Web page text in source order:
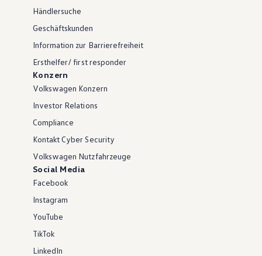
Händlersuche
Geschäftskunden
Information zur Barrierefreiheit
Ersthelfer/ first responder
Konzern
Volkswagen Konzern
Investor Relations
Compliance
Kontakt Cyber Security
Volkswagen Nutzfahrzeuge
Social Media
Facebook
Instagram
YouTube
TikTok
LinkedIn